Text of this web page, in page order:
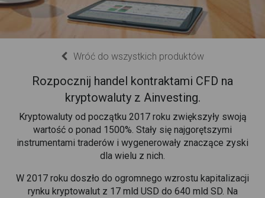
Wróć do wszystkich produktów
Rozpocznij handel kontraktami CFD na
kryptowaluty z Ainvesting.
Kryptowaluty od początku 2017 roku zwiększyły swoją
wartość o ponad 1500%. Stały się najgorętszymi
instrumentami traderów i wygenerowały znaczące zyski
dla wielu z nich.
W 2017 roku doszło do ogromnego wzrostu kapitalizacji
rynku kryptowalut z 17 mld USD do 640 mld SD. Na